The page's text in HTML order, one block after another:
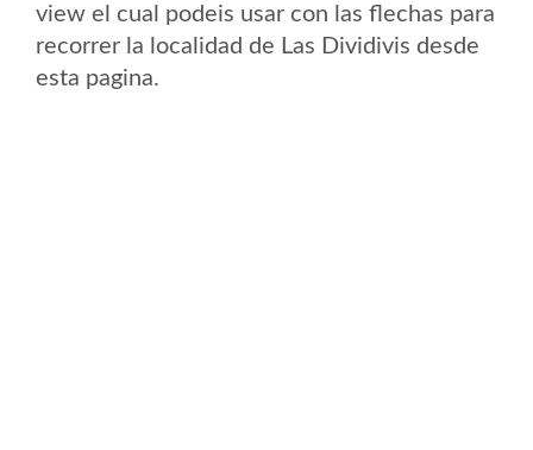
view el cual podeis usar con las flechas para
recorrer la localidad de Las Dividivis desde
esta pagina.